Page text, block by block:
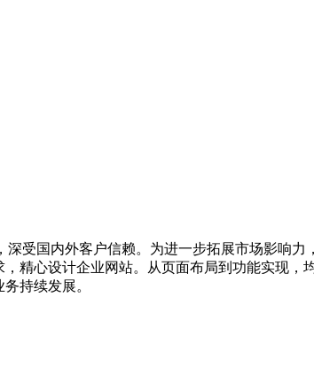
受国内外客户信赖。为进一步拓展市场影响
精心设计企业网站。从页面布局到功能实现
持续发展。